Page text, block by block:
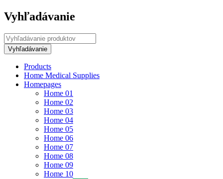
Vyhľadávanie
Products
Home Medical Supplies
Homepages
Home 01
Home 02
Home 03
Home 04
Home 05
Home 06
Home 07
Home 08
Home 09
Home 10